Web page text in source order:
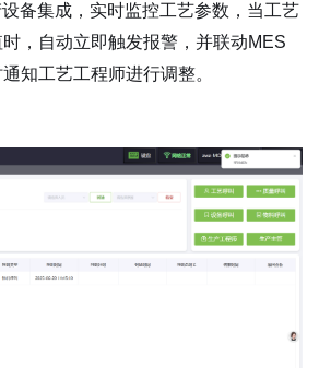
备集成，实时监控工艺参数，当工艺
，自动立即触发报警，并联动MES
知工艺工程师进行调整。